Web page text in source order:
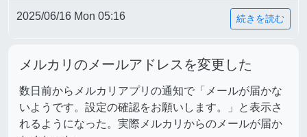
2025/06/16 Mon 05:16 続きを読む
メルカリのメールアドレスを変更した
数日前からメルカリアプリの通知で「メールが届かな
いようです。設定の確認をお願いします。」と表示さ
れるようになった。実際メルカリからのメールが届か